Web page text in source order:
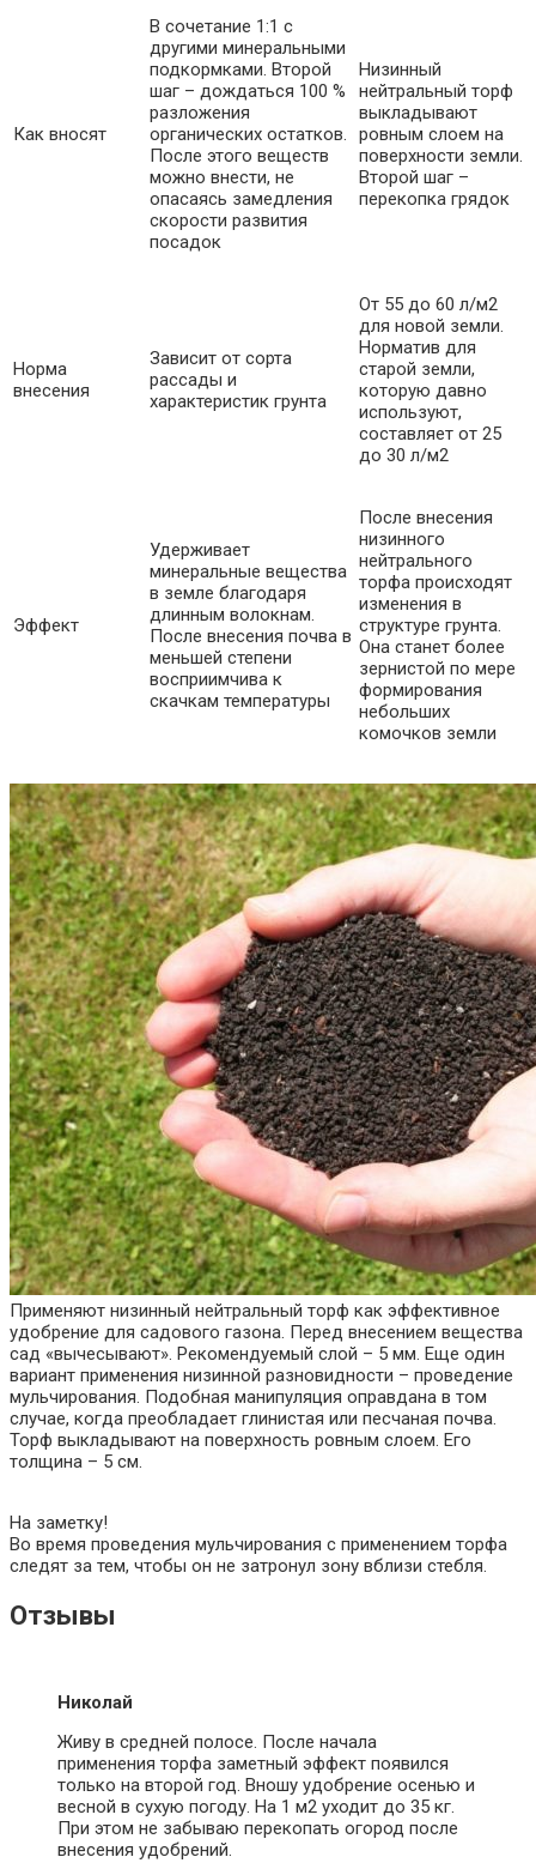
Как вносят
В сочетание 1:1 с
другими минеральными
подкормками. Второй
шаг – дождаться 100 %
разложения
органических остатков.
После этого веществ
можно внести, не
опасаясь замедления
скорости развития
посадок
Низинный
нейтральный торф
выкладывают
ровным слоем на
поверхности земли.
Второй шаг –
перекопка грядок
Норма
внесения
Зависит от сорта
рассады и
характеристик грунта
От 55 до 60 л/м2
для новой земли.
Норматив для
старой земли,
которую давно
используют,
составляет от 25
до 30 л/м2
Эффект
Удерживает
минеральные вещества
в земле благодаря
длинным волокнам.
После внесения почва в
меньшей степени
восприимчива к
скачкам температуры
После внесения
низинного
нейтрального
торфа происходят
изменения в
структуре грунта.
Она станет более
зернистой по мере
формирования
небольших
комочков земли
Применяют низинный нейтральный торф как эффективное
удобрение для садового газона. Перед внесением вещества
сад «вычесывают». Рекомендуемый слой – 5 мм. Еще один
вариант применения низинной разновидности – проведение
мульчирования. Подобная манипуляция оправдана в том
случае, когда преобладает глинистая или песчаная почва.
Торф выкладывают на поверхность ровным слоем. Его
толщина – 5 см.
На заметку!
Во время проведения мульчирования с применением торфа
следят за тем, чтобы он не затронул зону вблизи стебля.
Отзывы
Николай
Живу в средней полосе. После начала
применения торфа заметный эффект появился
только на второй год. Вношу удобрение осенью и
весной в сухую погоду. На 1 м2 уходит до 35 кг.
При этом не забываю перекопать огород после
внесения удобрений.